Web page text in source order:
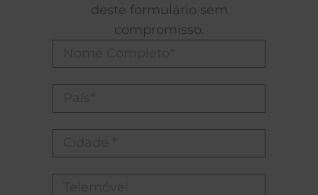
deste formulário sem
compromisso.